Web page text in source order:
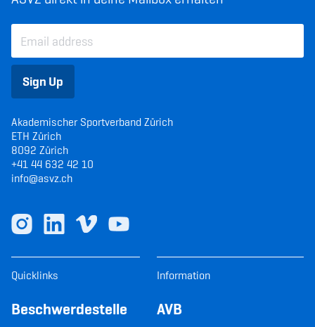
Sign Up
Akademischer Sportverband Zürich
ETH Zürich
8092 Zürich
+41 44 632 42 10
info@asvz.ch
Quicklinks
Beschwerdestelle
Information
AVB